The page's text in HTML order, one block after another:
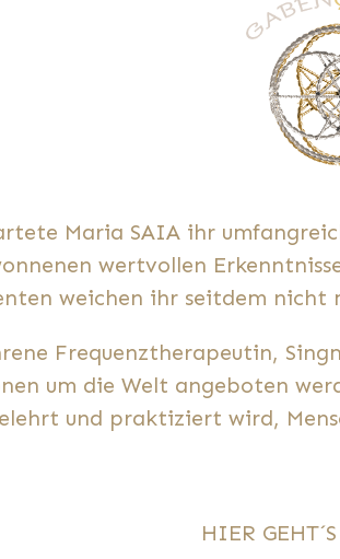
Maria SAIA ihr
wertvollen
weichen ihr seitdem
Frequenztherapeutin,
um die Welt angeboten
und praktiziert wird,
HIER